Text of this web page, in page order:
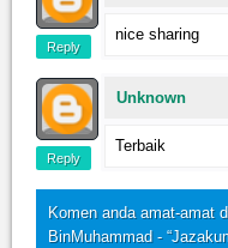
Reply
nice sharing
Reply
Unknown
Terbaik
Komen anda amat-amat
BinMuhammad -